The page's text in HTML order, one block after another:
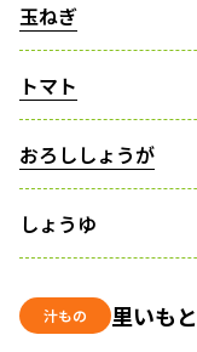
玉ねぎ
トマト
おろししょうが
しょうゆ
汁もの 里いも